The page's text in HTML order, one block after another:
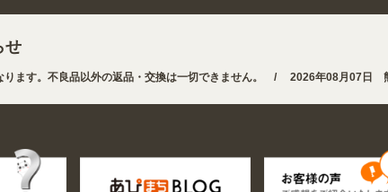
せ
不良品以外の返品・交換は一切できません。 /
2026年08月07日 熊本地方